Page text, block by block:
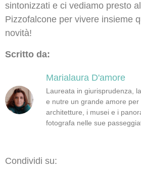
sintonizzati e ci vediamo presto
Pizzofalcone per vivere insieme
novità!
Scritto da:
Marialaura D'amore
Laureata in giurisprudenza,
e nutre un grande amore per
architetture, i musei e i
fotografa nelle sue
Condividi su: